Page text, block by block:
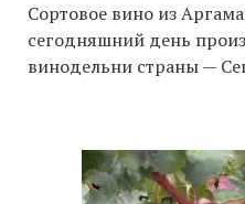
Сортовое вино из
сегодняшний день
винодельни страны —